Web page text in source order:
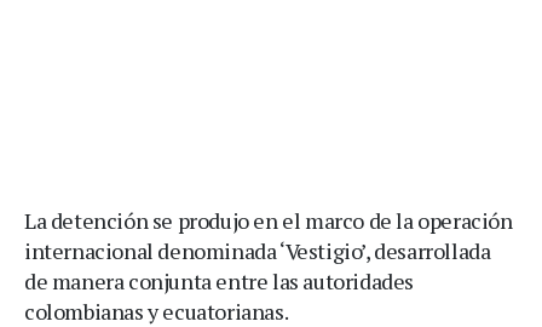
La detención se produjo en el marco de la operación
internacional denominada ‘Vestigio’, desarrollada
de manera conjunta entre las autoridades
colombianas y ecuatorianas.